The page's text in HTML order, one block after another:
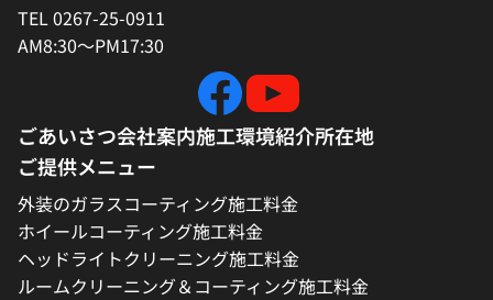
TEL 0267-25-0911
AM8:30～PM17:30
ごあいさつ会社案内施工環境紹介所在地
ご提供メニュー
外装のガラスコーティング施工料金
ホイールコーティング施工料金
ヘッドライトクリーニング施工料金
ルームクリーニング＆コーティング施工料金